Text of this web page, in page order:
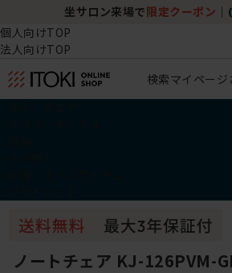
坐サロン来場で 限定クーポン
個人向けTOP
法人向けTOP
検索マイページ
ノートチェア KJ-126PVM-